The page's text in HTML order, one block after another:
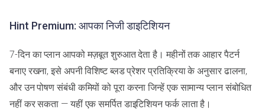
Hint Premium: आपका निजी डाइटिशियन
7-दिन का प्लान आपको मज़बूत शुरुआत देता है। महीनों तक आहार पैटर्न
बनाए रखना, इसे अपनी विशिष्ट ब्लड प्रेशर प्रतिक्रिया के अनुसार ढालना,
और उन पोषण संबंधी कमियों को पूरा करना जिन्हें एक सामान्य प्लान संबोधित
नहीं कर सकता — यहीं एक समर्पित डाइटिशियन फर्क लाता है।